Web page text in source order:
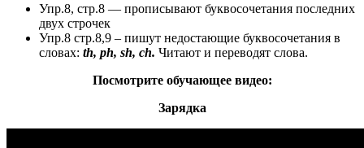
Упр.8, стр.8 — прописывают буквосочетания последних
двух строчек
Упр.8 стр.8,9 – пишут недостающие буквосочетания в
словах: th, ph, sh, ch. Читают и переводят слова.
Посмотрите обучающее видео:
Зарядка